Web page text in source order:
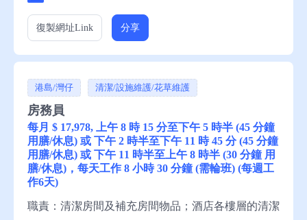
中文讀寫，略懂英文讀寫 申請須知：求職者請聯絡
復製網址Link 分享
港島/灣仔 清潔/設施維護/花草維護
房務員
每月 $ 17,978, 上午 8 時 15 分至下午 5 時半 (45 分鐘
用膳/休息) 或 下午 2 時半至下午 11 時 45 分 (45 分鐘
用膳/休息) 或 下午 11 時半至上午 8 時半 (30 分鐘 用
膳/休息)，每天工作 8 小時 30 分鐘 (需輪班) (每週工
作6天)
職責：清潔房間及補充房間物品；酒店各樓層的清潔